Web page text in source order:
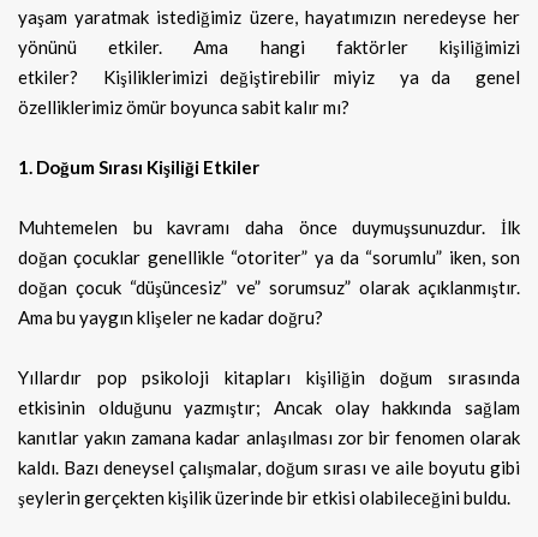
yaşam yaratmak istediğimiz üzere, hayatımızın neredeyse her
yönünü etkiler. Ama hangi faktörler kişiliğimizi
etkiler? Kişiliklerimizi değiştirebilir miyiz ya da genel
özelliklerimiz ömür boyunca sabit kalır mı?
1. Doğum Sırası Kişiliği Etkiler
Muhtemelen bu kavramı daha önce duymuşsunuzdur. İlk
doğan çocuklar genellikle “otoriter” ya da “sorumlu” iken, son
doğan çocuk “düşüncesiz” ve” sorumsuz” olarak açıklanmıştır.
Ama bu yaygın klişeler ne kadar doğru?
Yıllardır pop psikoloji kitapları kişiliğin doğum sırasında
etkisinin olduğunu yazmıştır; Ancak olay hakkında sağlam
kanıtlar yakın zamana kadar anlaşılması zor bir fenomen olarak
kaldı. Bazı deneysel çalışmalar, doğum sırası ve aile boyutu gibi
şeylerin gerçekten kişilik üzerinde bir etkisi olabileceğini buldu.